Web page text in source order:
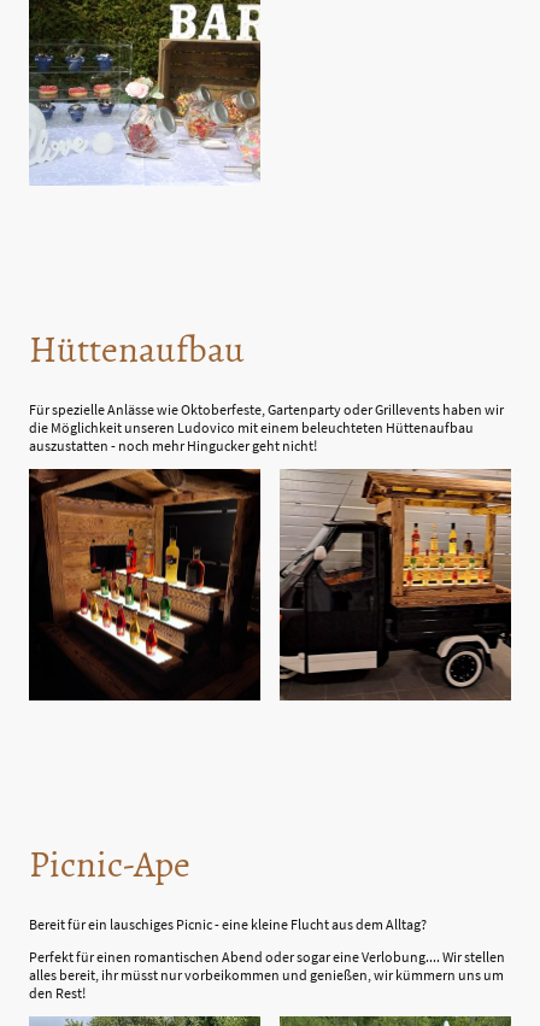
Hüttenaufbau
Für spezielle Anlässe wie Oktoberfeste, Gartenparty oder Grillevents haben wir
die Möglichkeit unseren Ludovico mit einem beleuchteten Hüttenaufbau
auszustatten - noch mehr Hingucker geht nicht!
Picnic-Ape
Bereit für ein lauschiges Picnic - eine kleine Flucht aus dem Alltag?
Perfekt für einen romantischen Abend oder sogar eine Verlobung.... Wir stellen
alles bereit, ihr müsst nur vorbeikommen und genießen, wir kümmern uns um
den Rest!